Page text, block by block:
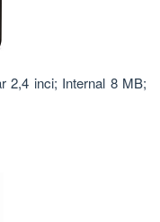
2,4 inci; Internal 8 MB;